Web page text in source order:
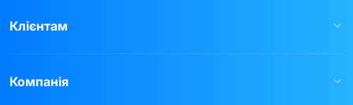
Клієнтам
Компанія